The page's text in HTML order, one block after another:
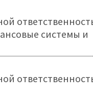
системы и